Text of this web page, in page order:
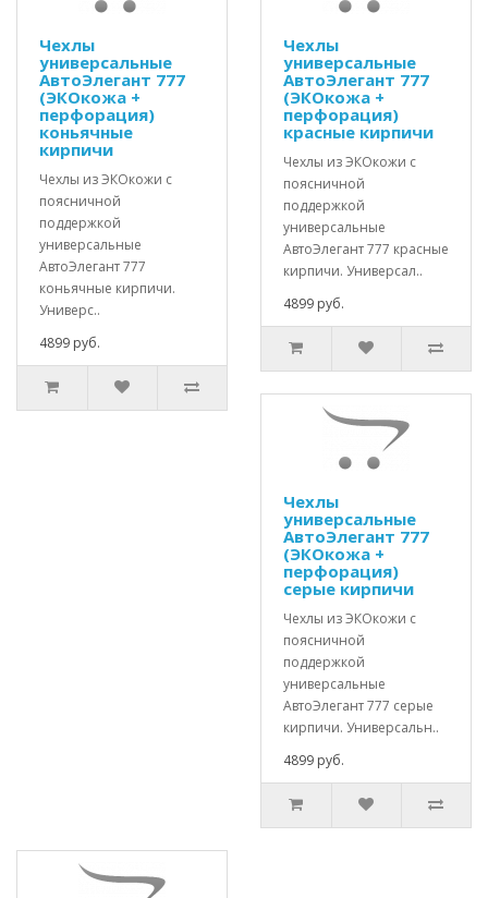
Чехлы
универсальные
АвтоЭлегант 777
(ЭКОкожа +
перфорация)
коньячные
кирпичи
Чехлы из ЭКОкожи с
поясничной
поддержкой
универсальные
АвтоЭлегант 777
коньячные кирпичи.
Универс..
4899 руб.
Чехлы
универсальные
АвтоЭлегант 777
(ЭКОкожа +
перфорация)
красные кирпичи
Чехлы из ЭКОкожи с
поясничной
поддержкой
универсальные
АвтоЭлегант 777 красные
кирпичи. Универсал..
4899 руб.
Чехлы
универсальные
АвтоЭлегант 777
(ЭКОкожа +
перфорация)
серые кирпичи
Чехлы из ЭКОкожи с
поясничной
поддержкой
универсальные
АвтоЭлегант 777 серые
кирпичи. Универсальн..
4899 руб.